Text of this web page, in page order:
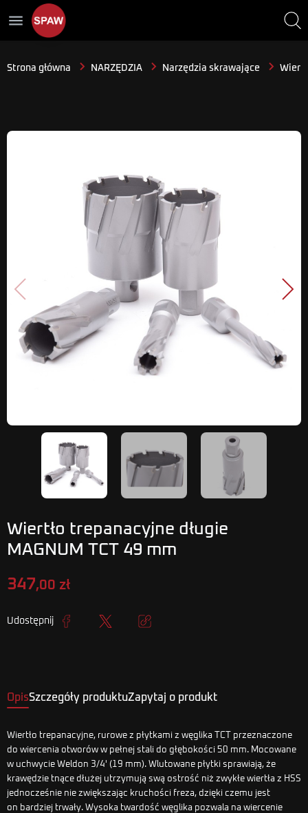
menu
Strona główna NARZĘDZIA Narzędzia skrawające
Poprzedni
Wiertło trepanacyjne długie
MAGNUM TCT 49 mm
347,00 zł
Udostępnij
OpisSzczegóły produktuZapytaj o produkt
Wiertło trepanacyjne, rurowe z płytkami z węglika TCT przeznaczone
do wiercenia otworów w pełnej stali do głębokości 50 mm. Mocowane
w uchwycie Weldon 3/4' (19 mm). Wlutowane płytki sprawiają, że
krawędzie tnące dłużej utrzymują swą ostrość niż zwykłe wiertła z HSS
jednocześnie nie zwiększając kruchości freza, dzięki czemu jest
on bardziej trwały. Wysoka twardość węglika pozwala na wiercenie